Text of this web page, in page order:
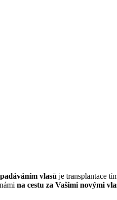
vlasů je transplantace
na cestu za Vašimi novými